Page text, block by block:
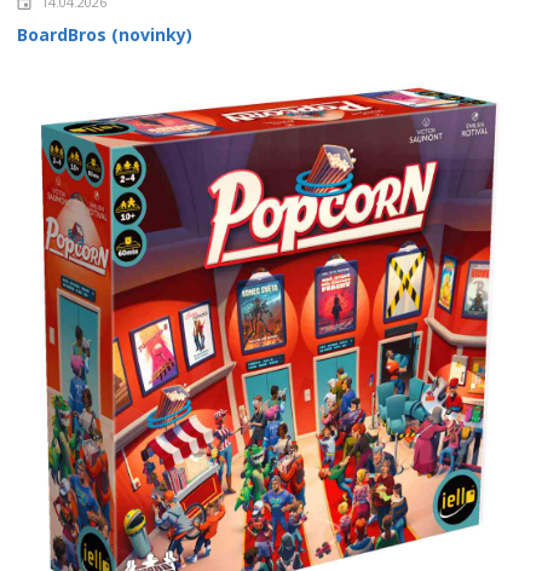
BoardBros (novinky)